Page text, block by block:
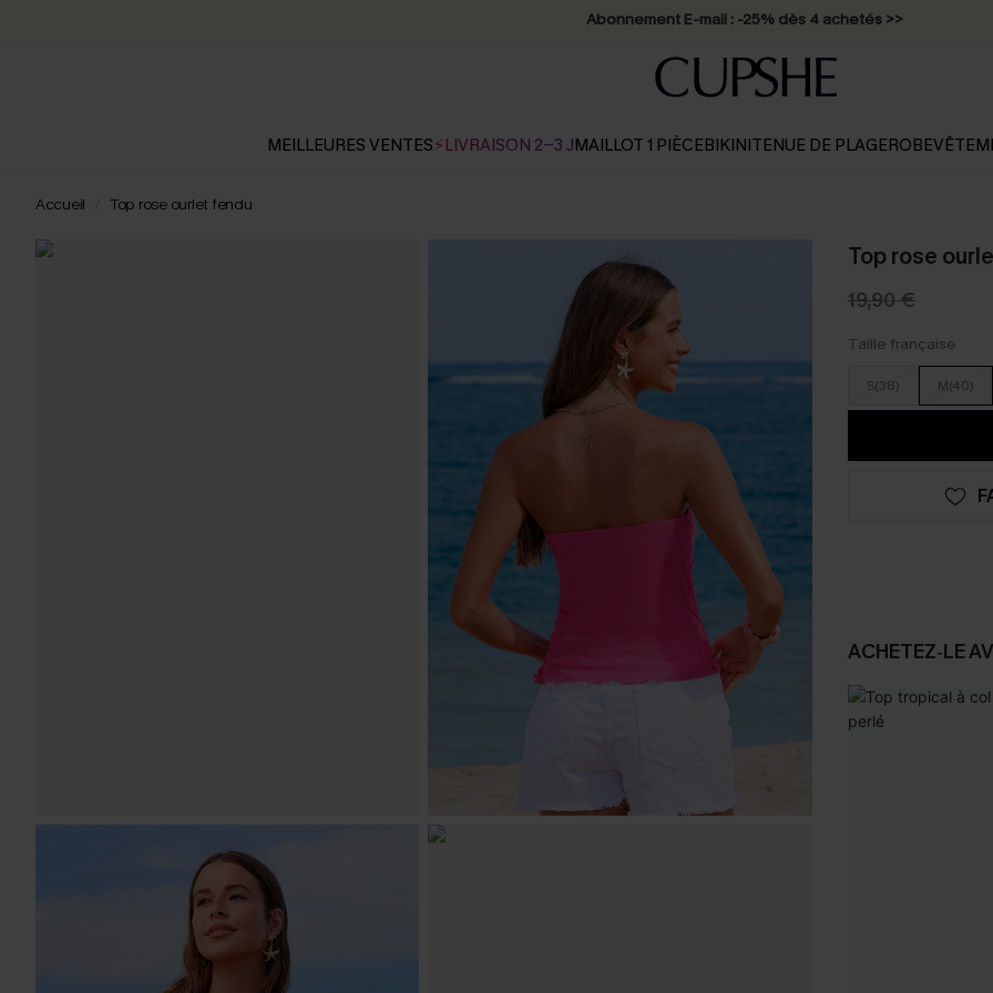
Abonnement E-mail : -25% dès 4 achetés >>
MEILLEURES VENTES⚡LIVRAISON 2-3 JMAILLOT 1 PIÈCEBIKINITENUE DE PLAGEROBE
Accueil Top rose ourlet fendu
Top rose
19,90 €
Taille française
S(38) M(40)
ACHETEZ‑LE